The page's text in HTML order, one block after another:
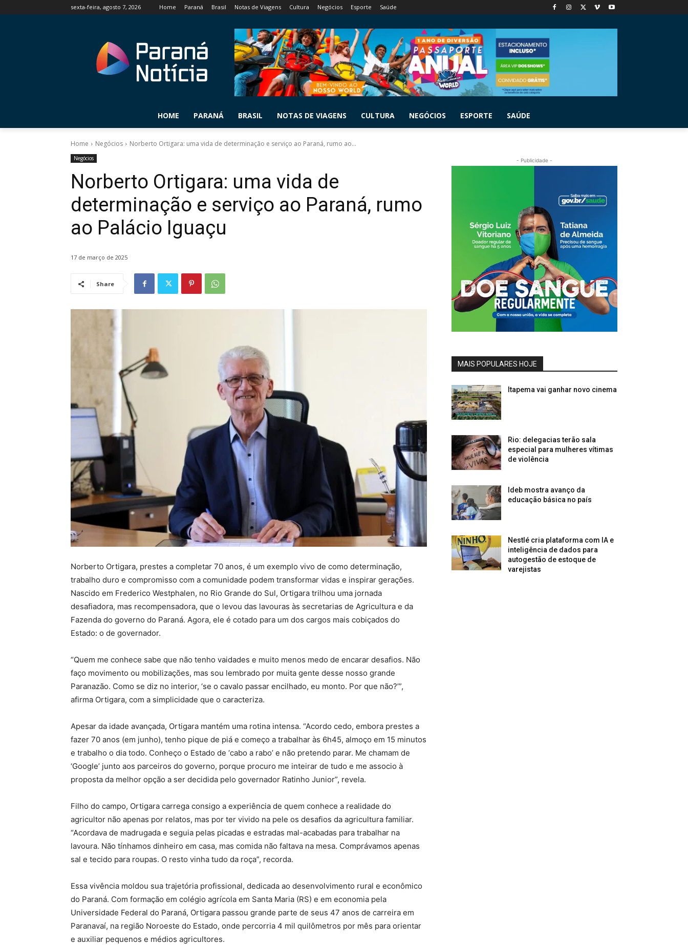
sexta-feira, agosto 7, 2026 Home Paraná Brasil Notas de Viagens Cultura Negócios Esporte Saúde
HOME PARANÁ BRASIL NOTAS DE VIAGENS CULTURA NEGÓCIOS ESPORTE SAÚDE
Home Negócios Norberto Ortigara: uma vida de determinação e serviço ao Paraná, rumo ao...
Negócios
Norberto Ortigara: uma vida de
determinação e serviço ao Paraná, rumo
ao Palácio Iguaçu
17 de março de 2025
Share
Norberto Ortigara, prestes a completar 70 anos, é um exemplo vivo de como determinação,
trabalho duro e compromisso com a comunidade podem transformar vidas e inspirar gerações.
Nascido em Frederico Westphalen, no Rio Grande do Sul, Ortigara trilhou uma jornada
desafiadora, mas recompensadora, que o levou das lavouras às secretarias de Agricultura e da
Fazenda do governo do Paraná. Agora, ele é cotado para um dos cargos mais cobiçados do
Estado: o de governador.
“Quem me conhece sabe que não tenho vaidades e muito menos medo de encarar desafios. Não
faço movimento ou mobilizações, mas sou lembrado por muita gente desse nosso grande
Paranazão. Como se diz no interior, ‘se o cavalo passar encilhado, eu monto. Por que não?’”,
afirma Ortigara, com a simplicidade que o caracteriza.
Apesar da idade avançada, Ortigara mantém uma rotina intensa. “Acordo cedo, embora prestes a
fazer 70 anos (em junho), tenho pique de piá e começo a trabalhar às 6h45, almoço em 15 minutos
e trabalho o dia todo. Conheço o Estado de ‘cabo a rabo’ e não pretendo parar. Me chamam de
‘Google’ junto aos parceiros do governo, porque procuro me inteirar de tudo e me associo à
proposta da melhor opção a ser decidida pelo governador Ratinho Junior”, revela.
Filho do campo, Ortigara carrega consigo a experiência de quem conhece a realidade do
agricultor não apenas por relatos, mas por ter vivido na pele os desafios da agricultura familiar.
“Acordava de madrugada e seguia pelas picadas e estradas mal-acabadas para trabalhar na
lavoura. Não tínhamos dinheiro em casa, mas comida não faltava na mesa. Comprávamos apenas
sal e tecido para roupas. O resto vinha tudo da roça”, recorda.
Essa vivência moldou sua trajetória profissional, dedicada ao desenvolvimento rural e econômico
do Paraná. Com formação em colégio agrícola em Santa Maria (RS) e em economia pela
Universidade Federal do Paraná, Ortigara passou grande parte de seus 47 anos de carreira em
Paranavaí, na região Noroeste do Estado, onde percorria 4 mil quilômetros por mês para orientar
e auxiliar pequenos e médios agricultores.
- Publicidade -
MAIS POPULARES HOJE
Itapema vai ganhar novo cinema
Rio: delegacias terão sala
especial para mulheres vítimas
de violência
Ideb mostra avanço da
educação básica no país
Nestlé cria plataforma com IA e
inteligência de dados para
autogestão de estoque de
varejistas